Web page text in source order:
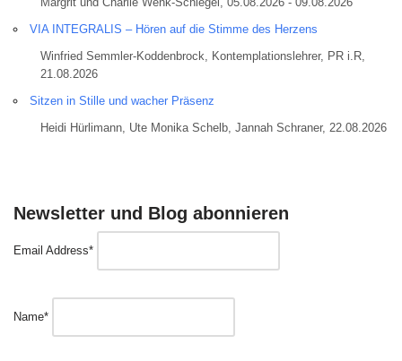
VIA INTEGRALIS – Hören auf die Stimme des Herzens
Winfried Semmler-Koddenbrock, Kontemplationslehrer, PR i.R,
21.08.2026
Sitzen in Stille und wacher Präsenz
Heidi Hürlimann, Ute Monika Schelb, Jannah Schraner, 22.08.2026
Newsletter und Blog abonnieren
Email Address*
Name*